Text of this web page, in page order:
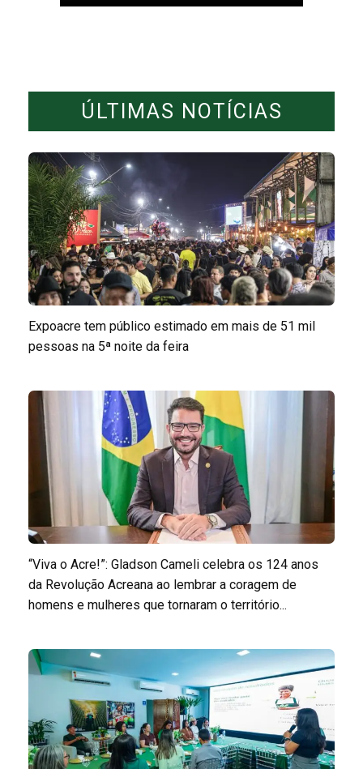
ÚLTIMAS NOTÍCIAS
Expoacre tem público estimado em mais de 51 mil
pessoas na 5ª noite da feira
“Viva o Acre!”: Gladson Cameli celebra os 124 anos
da Revolução Acreana ao lembrar a coragem de
homens e mulheres que tornaram o território...